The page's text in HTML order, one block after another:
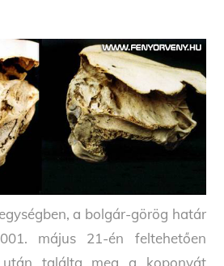
a bolgár-görög határ
május 21-én feltehetően
találta meg a koponyát